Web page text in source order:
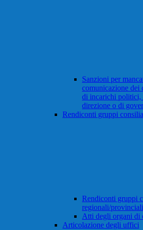
Sanzioni per
comunicazione dei
di incarichi politici,
direzione o di
Rendiconti gruppi
Rendiconti gruppi
regionali/provinciali
Atti degli organi di
Articolazione degli uffici